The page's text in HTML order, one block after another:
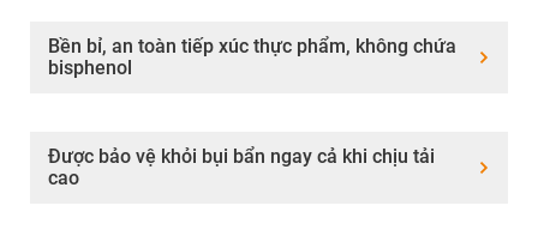
Bền bỉ, an toàn tiếp xúc thực phẩm, không chứa
bisphenol
Được bảo vệ khỏi bụi bẩn ngay cả khi chịu tải
cao